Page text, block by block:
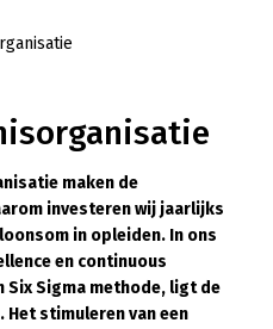
maken de
investeren wij jaarlijks
in opleiden. In ons
en continuous
Six Sigma methode, ligt de
stimuleren van een